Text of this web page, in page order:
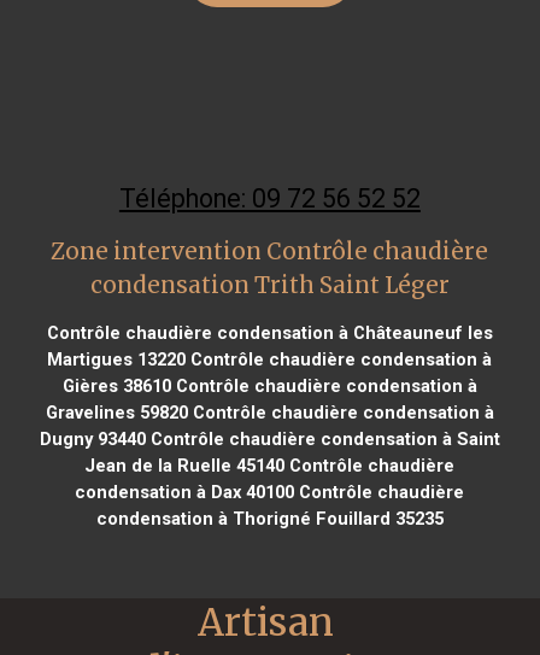
Téléphone: 09 72 56 52 52
Zone intervention Contrôle chaudière
condensation Trith Saint Léger
Contrôle chaudière condensation à Châteauneuf les
Martigues 13220 Contrôle chaudière condensation à
Gières 38610Contrôle chaudière condensation à
Gravelines 59820Contrôle chaudière condensation à
Dugny 93440Contrôle chaudière condensation à Saint
Jean de la Ruelle 45140 Contrôle chaudière
condensation à Dax 40100 Contrôle chaudière
condensation à Thorigné Fouillard 35235
Artisan